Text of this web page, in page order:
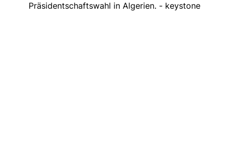
Präsidentschaftswahl in Algerien. - keystone